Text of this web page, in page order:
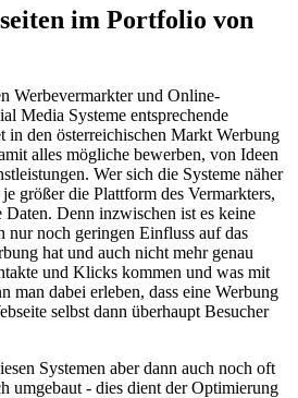
im Portfolio von
Werbevermarkter und Online-
Media Systeme entsprechende
den österreichischen Markt Werbung
alles mögliche bewerben, von Ideen
Wer sich die Systeme näher
größer die Plattform des Vermarkters,
Daten. Denn inzwischen ist es keine
nur noch geringen Einfluss auf das
hat und auch nicht mehr genau
und Klicks kommen und was mit
man dabei erleben, dass eine Werbung
selbst dann überhaupt Besucher
Systemen aber dann auch noch oft
umgebaut - dies dient der Optimierung